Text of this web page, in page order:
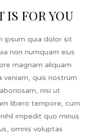
IS FOR YOU
ipsum quia dolor sit
non numquam eius
magnam aliquam
quis nostrum
nisi ut
libero tempore, cum
impedit quo minus
omnis voluptas